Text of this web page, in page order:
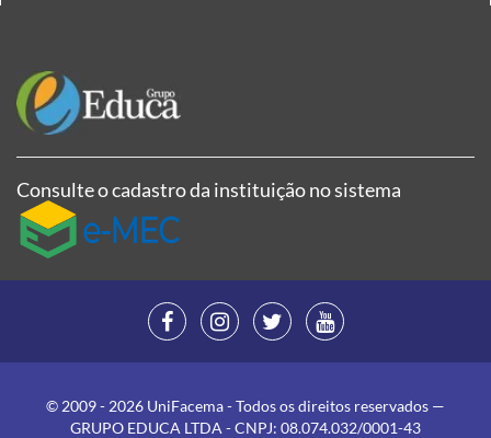
Consulte o cadastro da instituição no sistema
© 2009 - 2026 UniFacema - Todos os direitos reservados —
GRUPO EDUCA LTDA - CNPJ: 08.074.032/0001-43